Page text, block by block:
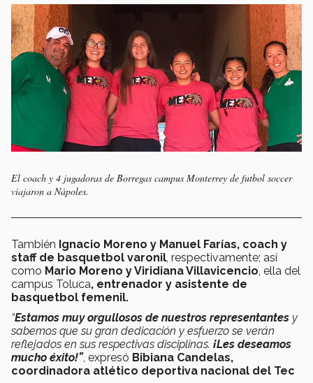
El coach y 4 jugadoras de Borregas campus Monterrey de futbol soccer
viajaron a Nápoles.
También Ignacio Moreno y Manuel Farías, coach y
staff de basquetbol varonil, respectivamente; así
como Mario Moreno y Viridiana Villavicencio, ella del
campus Toluca, entrenador y asistente de
basquetbol femenil.
“Estamos muy orgullosos de nuestros representantes y
sabemos que su gran dedicación y esfuerzo se verán
reflejados en sus respectivas disciplinas. ¡Les deseamos
mucho éxito!”, expresó Bibiana Candelas,
coordinadora atlético deportiva nacional del Tec